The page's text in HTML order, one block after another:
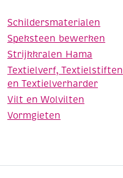
Schildersmaterialen
Speksteen bewerken
Strijkkralen Hama
Textielverf, Textielstiften
en Textielverharder
Vilt en Wolvilten
Vormgieten